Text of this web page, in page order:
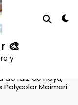
🎨
y
madera
acrílica
de raiz de haya,
Maimeri